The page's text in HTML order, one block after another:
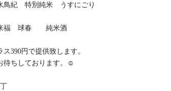
紀 特別純米 うすにごり
福 球春 純米酒
ス390円で提供致します。
待ちしております。☺️